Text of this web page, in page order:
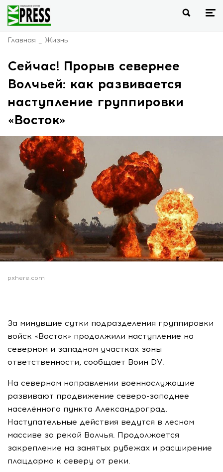
Главная Жизнь
Сейчас! Прорыв севернее
Волчьей: как развивается
наступление группировки
«Восток»
pxhere.com
За минувшие сутки подразделения группировки
войск «Восток» продолжили наступление на
северном и западном участках зоны
ответственности, сообщает Воин DV.
На северном направлении военнослужащие
развивают продвижение северо-западнее
населённого пункта Александроград.
Наступательные действия ведутся в лесном
массиве за рекой Волчья. Продолжается
закрепление на занятых рубежах и расширение
плацдарма к северу от реки.